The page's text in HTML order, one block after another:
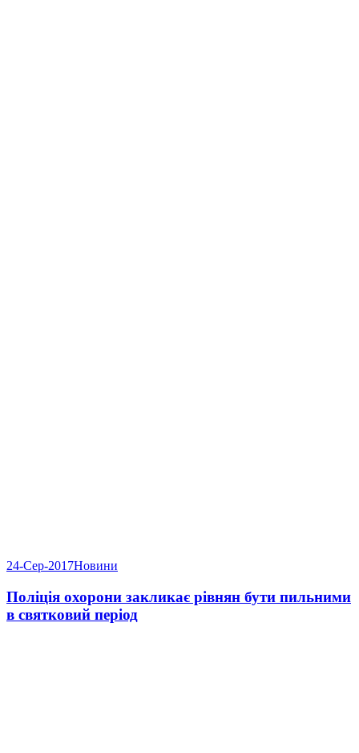
24-Сер-2017Новини
Поліція охорони закликає рівнян бути пильними
в святковий період